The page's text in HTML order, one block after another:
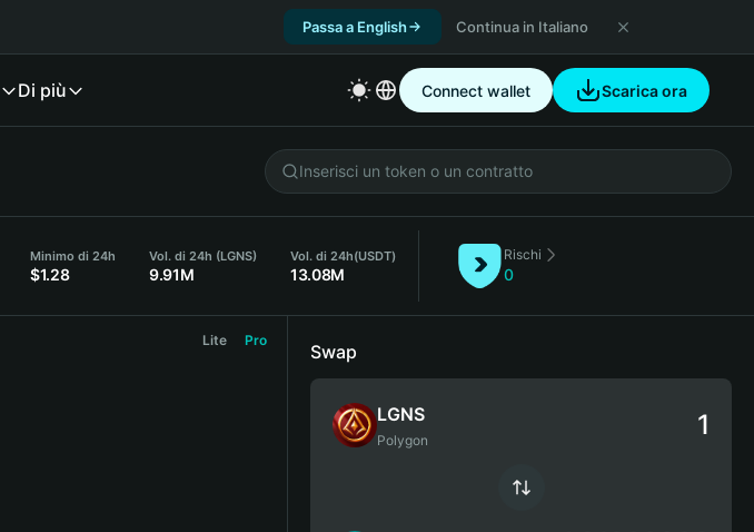
Passa a English Continua in Italiano
Di più Connect wallet Scarica ora
Minimo di 24h
$1.28
Vol. di 24h (LGNS)
9.91M
Vol. di 24h(USDT)
13.08M
Rischi
0
Lite Pro
Swap
LGNS
Polygon